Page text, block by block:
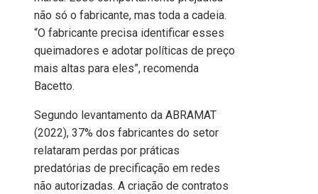
não só o fabricante, mas toda a cadeia.
“O fabricante precisa identificar esses
queimadores e adotar políticas de preço
mais altas para eles”, recomenda
Bacetto.
Segundo levantamento da ABRAMAT
(2022), 37% dos fabricantes do setor
relataram perdas por práticas
predatórias de precificação em redes
não autorizadas. A criação de contratos